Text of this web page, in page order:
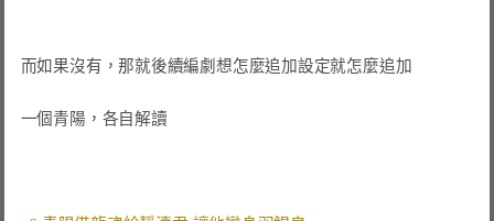
而如果沒有，那就後續編劇想怎麼追加設定就怎麼追加
一個青陽，各自解讀